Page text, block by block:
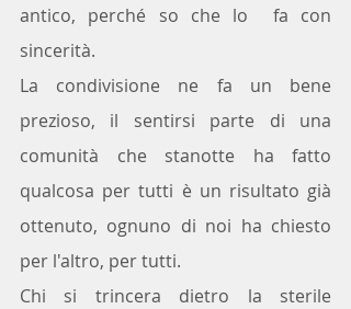
antico, perché so che lo  fa con
sincerità.
La condivisione ne fa un bene
prezioso, il sentirsi parte di una
comunità che stanotte ha fatto
qualcosa per tutti è un risultato già
ottenuto, ognuno di noi ha chiesto
per l'altro, per tutti.
Chi si trincera dietro la sterile